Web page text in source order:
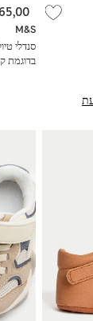
M&S
סנדלי
בדוגמת